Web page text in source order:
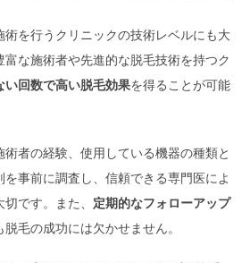
術を行うクリニックの技術レベルにも大
富な施術者や先進的な脱毛技術を持つク
い回数で高い脱毛効果を得ることが可能
者の経験、使用している機器の種類と
事前に調査し、信頼できる専門医によ
です。また、 定期的なフォローアップ
脱毛の成功には欠かせません。